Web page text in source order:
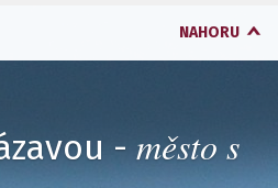
NAHORU
- město s